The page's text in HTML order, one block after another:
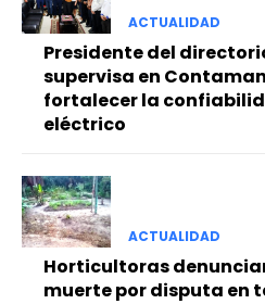
ACTUALIDAD
Presidente del
supervisa en
fortalecer la
eléctrico
ACTUALIDAD
Horticultoras
muerte por disputa en